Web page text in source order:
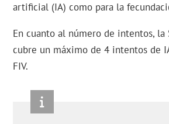
artificial (IA) como para la
En cuanto al número de intentos, la
cubre un máximo de 4 intentos de
FIV.